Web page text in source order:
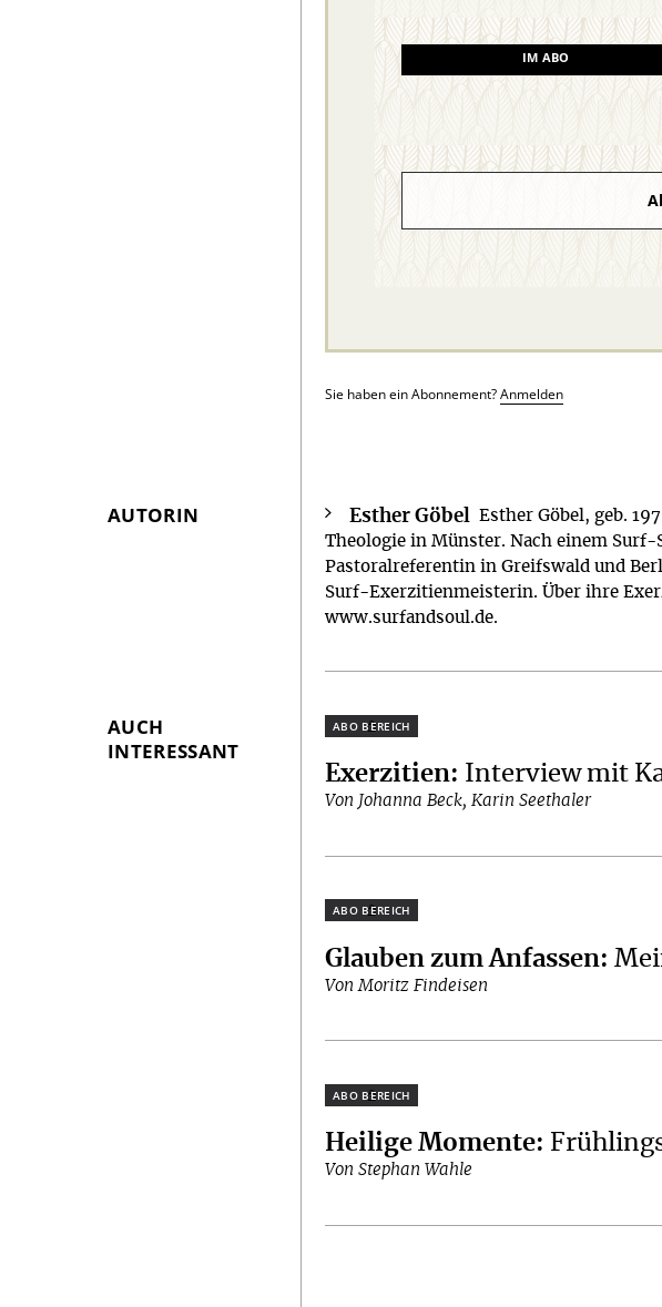
IM ABO
Sie haben ein Abonnement?Anmelden
Überschrift
AUTORIN Esther Göbel
Esther Göbel, geb.
Theologie in Münster. Nach einem Surf-
Pastoralreferentin in Greifswald und
Surf-Exerzitienmeisterin. Über ihre
www.surfandsoul.de.
AUCH
INTERESSANT
Plus
Exerzitien: Interview mit
Von Johanna Beck, Karin Seethaler
Plus
Glauben zum Anfassen:
Von Moritz Findeisen
Plus
Heilige Momente:
Von Stephan Wahle